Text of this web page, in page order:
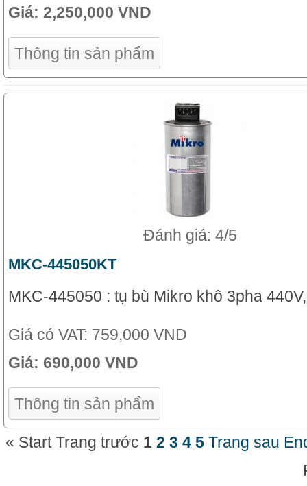
Giá: 2,250,000 VND
Thông tin sản phẩm
Đánh giá: 4/5
MKC-445050KT
MKC-445050 : tụ bù Mikro khô 3pha
Giá có VAT: 759,000 VND
Giá: 690,000 VND
Thông tin sản phẩm
« Start Trang trước 1 2 3 4 5 Trang sau